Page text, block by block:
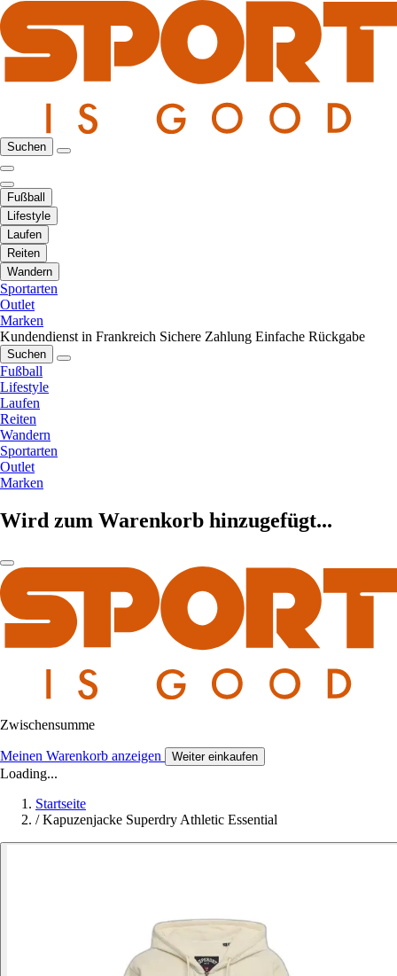
Suchen
Fußball
Lifestyle
Laufen
Reiten
Wandern
Sportarten
Outlet
Marken
Kundendienst in Frankreich Sichere Zahlung Einfache Rückgabe
Suchen
Fußball
Lifestyle
Laufen
Reiten
Wandern
Sportarten
Outlet
Marken
Wird zum Warenkorb hinzugefügt...
Zwischensumme
Meinen Warenkorb anzeigen Weiter einkaufen
Loading...
Startseite
/ Kapuzenjacke Superdry Athletic Essential